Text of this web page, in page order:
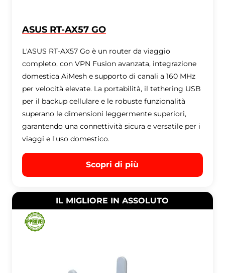
ASUS RT-AX57 GO
L'ASUS RT-AX57 Go è un router da viaggio
completo, con VPN Fusion avanzata, integrazione
domestica AiMesh e supporto di canali a 160 MHz
per velocità elevate. La portabilità, il tethering USB
per il backup cellulare e le robuste funzionalità
superano le dimensioni leggermente superiori,
garantendo una connettività sicura e versatile per i
viaggi e l'uso domestico.
Scopri di più
IL MIGLIORE IN ASSOLUTO